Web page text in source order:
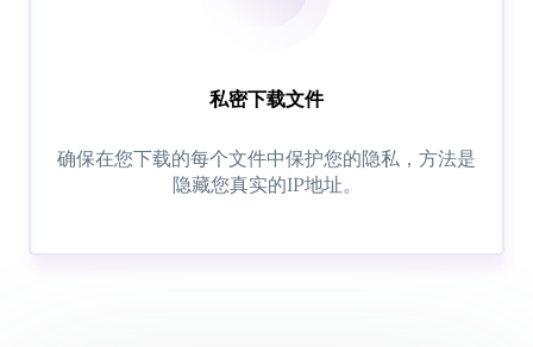
私密下载文件
确保在您下载的每个文件中保护您的隐私，方法是
隐藏您真实的IP地址。